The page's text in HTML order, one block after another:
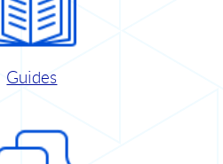
Guides